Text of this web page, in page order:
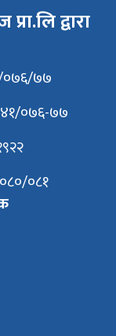
द्वारा
०७६/७७
०७६-७७
०८१